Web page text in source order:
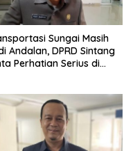
Sungai Masih
Andalan, DPRD Sintang
Perhatian Serius di